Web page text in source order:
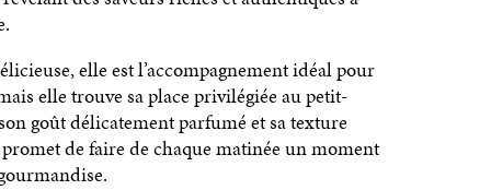
elle est l’accompagnement idéal pour
elle trouve sa place privilégiée au petit-
goût délicatement parfumé et sa texture
de faire de chaque matinée un moment